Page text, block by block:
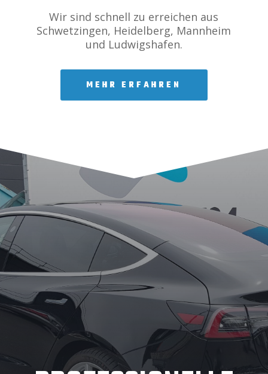
Wir sind schnell zu erreichen aus
Schwetzingen, Heidelberg, Mannheim
und Ludwigshafen.
MEHR ERFAHREN